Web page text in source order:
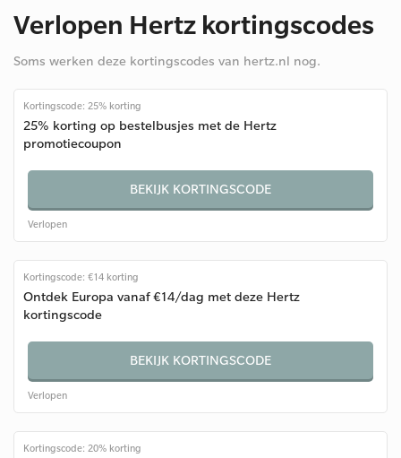
Verlopen Hertz kortingscodes
Soms werken deze kortingscodes van hertz.nl nog.
Kortingscode: 25% korting
25% korting op bestelbusjes met de Hertz
promotiecoupon
BEKIJK KORTINGSCODE
Verlopen
Kortingscode: €14 korting
Ontdek Europa vanaf €14/dag met deze Hertz
kortingscode
BEKIJK KORTINGSCODE
Verlopen
Kortingscode: 20% korting